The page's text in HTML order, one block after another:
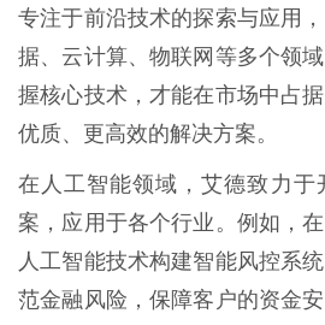
专注于前沿技术的探索与应用
据、云计算、物联网等多个领
握核心技术，才能在市场中占
优质、更高效的解决方案。
在人工智能领域，艾德致力于
案，应用于各个行业。例如，
人工智能技术构建智能风控系
范金融风险，保障客户的资金